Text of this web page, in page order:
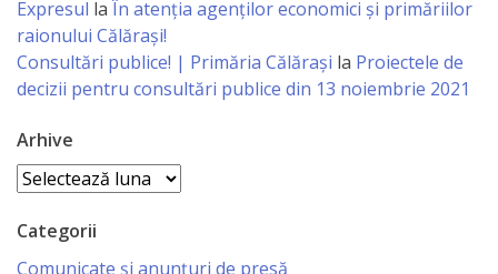
Instituții
subordonate
Lăstărel
IET
Guguță
Expresul la În atenția agenților economici și primăriilor
raionului Călărași!
Consultări publice! | Primăria Călărași la Proiectele de
decizii pentru consultări publice din 13 noiembrie 2021
Arhive
Arhive
Categorii
Comunicate și anunțuri de presă